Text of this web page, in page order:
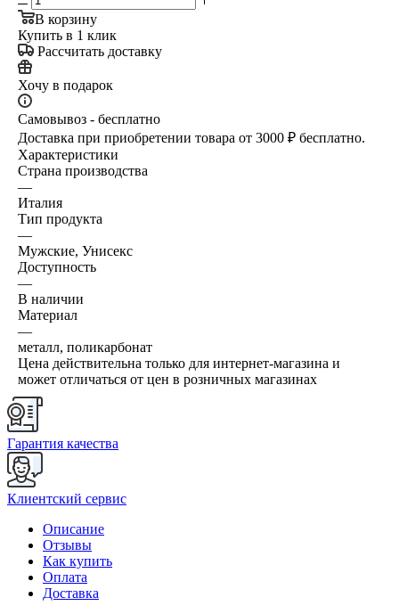
В корзину
Купить в 1 клик
Рассчитать доставку
Хочу в подарок
Самовывоз - бесплатно
Доставка при приобретении товара от 3000 ₽ бесплатно.
Характеристики
Страна производства
—
Италия
Тип продукта
—
Мужские, Унисекс
Доступность
—
В наличии
Материал
—
металл, поликарбонат
Цена действительна только для интернет-магазина и
может отличаться от цен в розничных магазинах
Гарантия качества
Клиентский сервис
Описание
Отзывы
Как купить
Оплата
Доставка